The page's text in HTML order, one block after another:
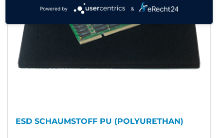
EURO ESD LAGER-BEHÄLTER ROT
Powered by &